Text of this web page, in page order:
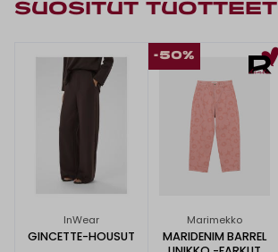
SUOSITUT TUOTTEET
InWear
GINCETTE-HOUSUT
-50%
Marimekko
MARIDENIM BARREL